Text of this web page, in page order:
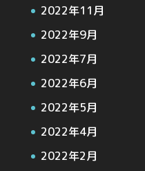
2022年11月
2022年9月
2022年7月
2022年6月
2022年5月
2022年4月
2022年2月